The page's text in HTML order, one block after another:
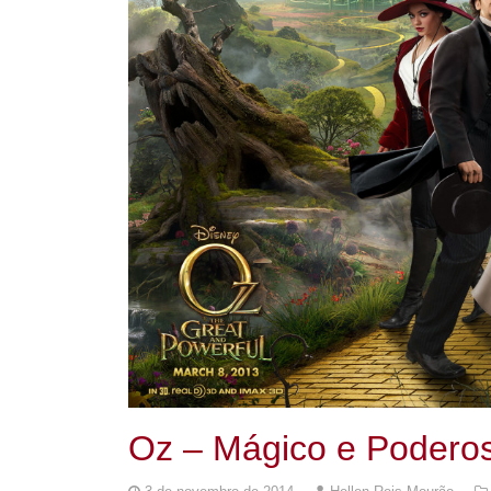
Oz – Mágico e